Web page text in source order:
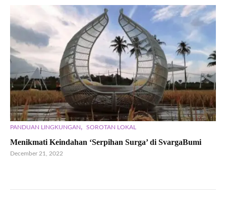
PANDUAN LINGKUNGAN, SOROTAN LOKAL
Menikmati Keindahan ‘Serpihan Surga’ di SvargaBumi
December 21, 2022